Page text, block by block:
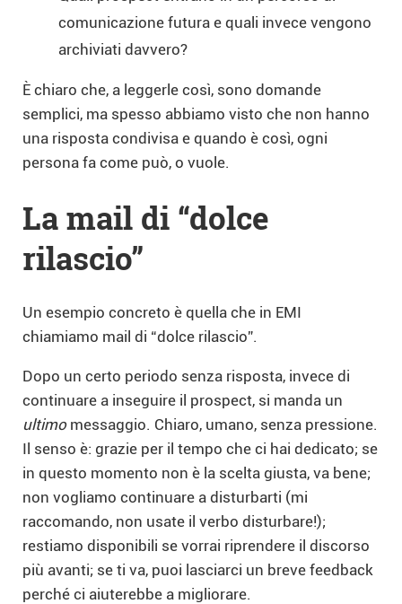
comunicazione futura e quali invece vengono
archiviati davvero?
È chiaro che, a leggerle così, sono domande
semplici, ma spesso abbiamo visto che non hanno
una risposta condivisa e quando è così, ogni
persona fa come può, o vuole.
La mail di “dolce
rilascio”
Un esempio concreto è quella che in EMI
chiamiamo mail di “dolce rilascio”.
Dopo un certo periodo senza risposta, invece di
continuare a inseguire il prospect, si manda un
ultimomessaggio. Chiaro, umano, senza pressione.
Il senso è: grazie per il tempo che ci hai dedicato; se
in questo momento non è la scelta giusta, va bene;
non vogliamo continuare a disturbarti (mi
raccomando, non usate il verbo disturbare!);
restiamo disponibili se vorrai riprendere il discorso
più avanti; se ti va, puoi lasciarci un breve feedback
perché ci aiuterebbe a migliorare.